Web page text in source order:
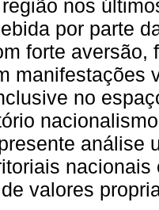
nos
por parte
forte
manifestações
no
análise
valores